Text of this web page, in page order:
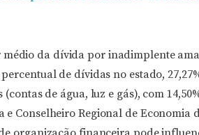
da dívida por inadimplente
de dívidas no estado,
de água, luz e gás), com
e Conselheiro Regional de Economia